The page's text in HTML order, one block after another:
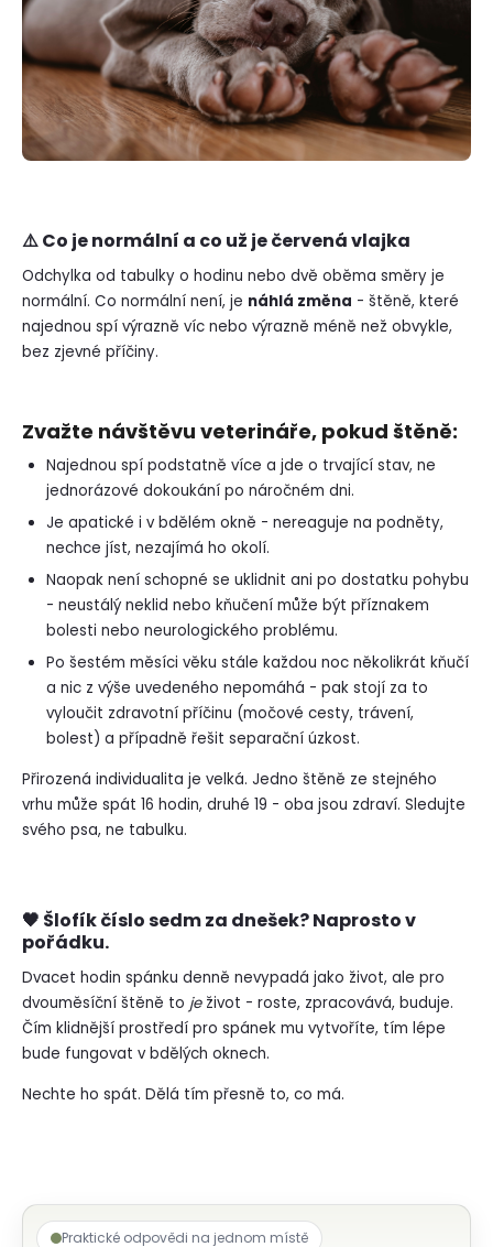
⚠️ Co je normální a co už je červená vlajka
Odchylka od tabulky o hodinu nebo dvě oběma směry je
normální. Co normální není, je náhlá změna - štěně, které
najednou spí výrazně víc nebo výrazně méně než obvykle,
bez zjevné příčiny.
Zvažte návštěvu veterináře, pokud štěně:
Najednou spí podstatně více a jde o trvající stav, ne
jednorázové dokoukání po náročném dni.
Je apatické i v bdělém okně - nereaguje na podněty,
nechce jíst, nezajímá ho okolí.
Naopak není schopné se uklidnit ani po dostatku pohybu
- neustálý neklid nebo kňučení může být příznakem
bolesti nebo neurologického problému.
Po šestém měsíci věku stále každou noc několikrát kňučí
a nic z výše uvedeného nepomáhá - pak stojí za to
vyloučit zdravotní příčinu (močové cesty, trávení,
bolest) a případně řešit separační úzkost.
Přirozená individualita je velká. Jedno štěně ze stejného
vrhu může spát 16 hodin, druhé 19 - oba jsou zdraví. Sledujte
svého psa, ne tabulku.
🖤 Šlofík číslo sedm za dnešek? Naprosto v
pořádku.
Dvacet hodin spánku denně nevypadá jako život, ale pro
dvouměsíční štěně to ježivot - roste, zpracovává, buduje.
Čím klidnější prostředí pro spánek mu vytvoříte, tím lépe
bude fungovat v bdělých oknech.
Nechte ho spát. Dělá tím přesně to, co má.
Praktické odpovědi na jednom místě